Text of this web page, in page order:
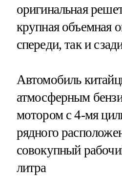
оригинальная
крупная объемная
спереди, так и
Автомобиль
атмосферным
мотором с 4-мя
рядного
совокупный
литра